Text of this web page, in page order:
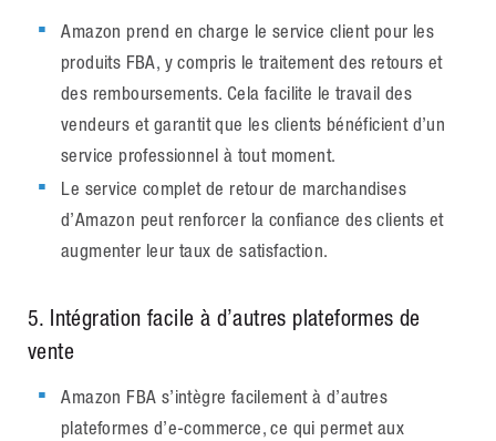
Amazon prend en charge le service client pour les
produits FBA, y compris le traitement des retours et
des remboursements. Cela facilite le travail des
vendeurs et garantit que les clients bénéficient d’un
service professionnel à tout moment.
Le service complet de retour de marchandises
d’Amazon peut renforcer la confiance des clients et
augmenter leur taux de satisfaction.
5. Intégration facile à d’autres plateformes de
vente
Amazon FBA s’intègre facilement à d’autres
plateformes d’e-commerce, ce qui permet aux